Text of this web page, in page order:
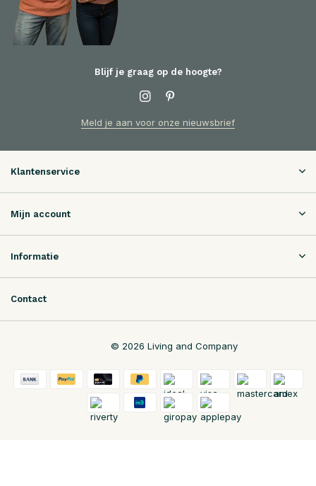
Blijf je graag op de hoogte?
Meld je aan voor onze nieuwsbrief
Klantenservice
Mijn account
Informatie
Contact
© 2026 Living and Company